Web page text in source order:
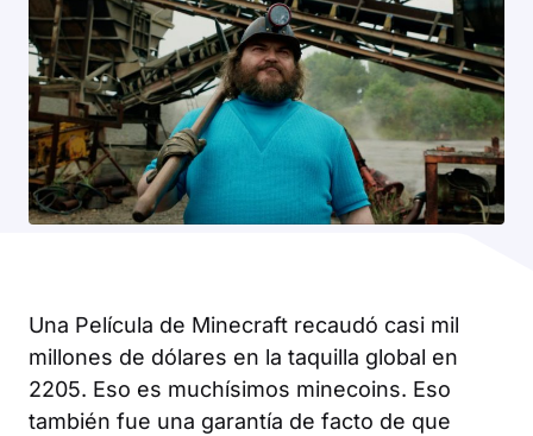
Una Película de Minecraft recaudó casi mil
millones de dólares en la taquilla global en
2205. Eso es muchísimos minecoins. Eso
también fue una garantía de facto de que